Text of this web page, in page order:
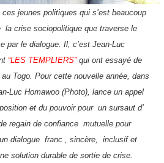
jeunes politiques qui s’est beaucoup
la crise sociopolitique que traverse le
par le dialogue. Il, c’est Jean-Luc
“LES TEMPLIERS” qui ont essayé de
Togo. Pour cette nouvelle année, dans
Luc Homawoo (Photo), lance un appel
et du pouvoir pour un sursaut d’
regain de confiance mutuelle pour
un dialogue franc , sincère, inclusif et
solution durable de sortie de crise.